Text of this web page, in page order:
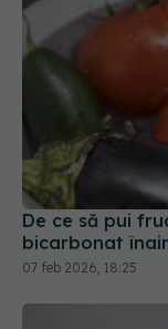
De ce să pui
bicarbonat
07 feb 2026, 18:25